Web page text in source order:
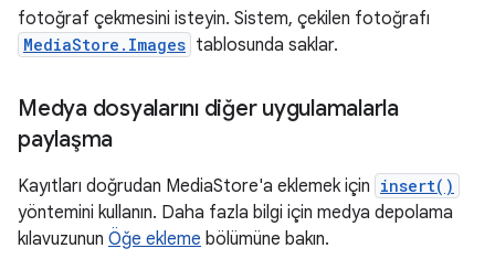
fotoğraf çekmesini isteyin. Sistem, çekilen fotoğrafı
MediaStore.Images tablosunda saklar.
Medya dosyalarını diğer uygulamalarla
paylaşma
Kayıtları doğrudan MediaStore'a eklemek için insert()
yöntemini kullanın. Daha fazla bilgi için medya depolama
kılavuzunun Öğe ekleme bölümüne bakın.